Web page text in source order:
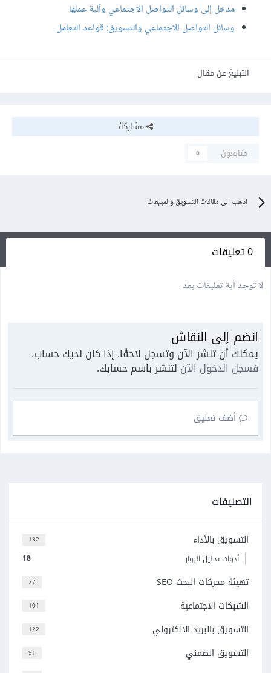
مدخل إلى وسائل التواصل الاجتماعي وآلية عملها
وسائل التواصل الاجتماعي والتسويق: قواعد التعامل
التبليغ عن مقال
مشاركة
متابعون
0
اذهب الى مقالات التسويق والمبيعات
0 تعليقات
لا توجد أية تعليقات بعد
انضم إلى النقاش
يمكنك أن تنشر الآن وتسجل لاحقًا. إذا كان لديك حساب،
فسجل الدخول الآن لتنشر باسم حسابك.
أضف تعليق
التصنيفات
132 التسويق بالأداء
18 أدوات تحليل الزوار
77 تهيئة محركات البحث SEO
101 الشبكات الاجتماعية
122 التسويق بالبريد الالكتروني
91 التسويق الضمني